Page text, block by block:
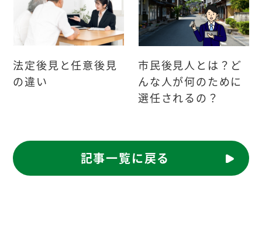
法定後見と任意後見
の違い
市民後見人とは？ど
んな人が何のために
選任されるの？
記事一覧に戻る